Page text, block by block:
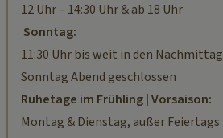
12 Uhr – 14:30 Uhr & ab 18 Uhr
Sonntag:
11:30 Uhr bis weit in den Nachmittag
Sonntag Abend geschlossen
Ruhetage im Frühling | Vorsaison:
Montag & Dienstag, außer Feiertags